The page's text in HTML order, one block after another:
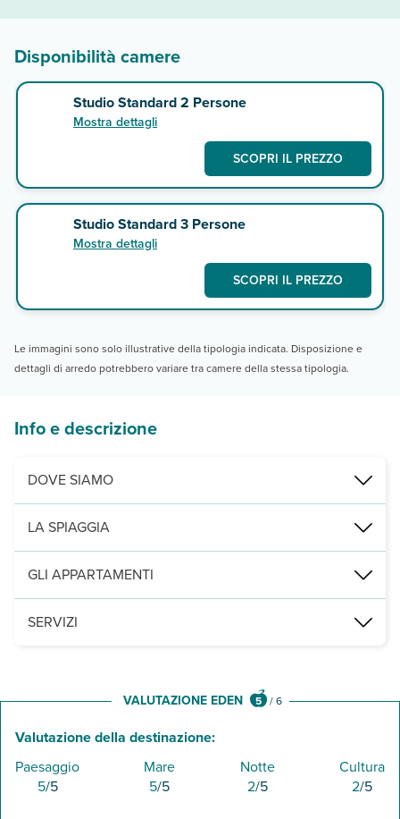
Disponibilità camere
Studio Standard 2 Persone
Mostra dettagli
SCOPRI IL PREZZO
Studio Standard 3 Persone
Mostra dettagli
SCOPRI IL PREZZO
Le immagini sono solo illustrative della tipologia indicata. Disposizione e
dettagli di arredo potrebbero variare tra camere della stessa tipologia.
Info e descrizione
DOVE SIAMO
Livadi, a 80 m dalla spiaggia, 500 dal porto e dal centro.
LA SPIAGGIA
di sabbia, a tratti libera e a tratti attrezzata con lettini e
GLI APPARTAMENTI
12 studio disposti in palazzine a 2 piani con servizi privati, aria
SERVIZI
VALUTAZIONE EDEN 5 /6
Valutazione della destinazione:
Paesaggio
5/5
Mare
5/5
Notte
2/5
Cultura
2/5